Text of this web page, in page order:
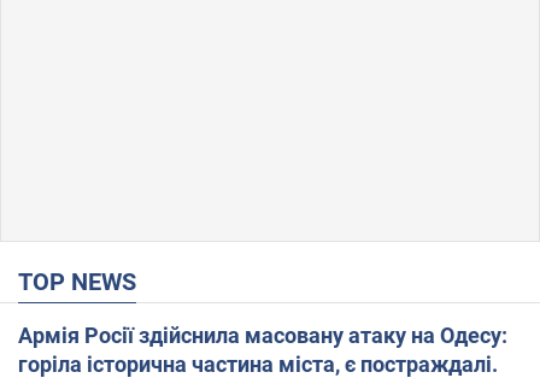
TOP NEWS
Армія Росії здійснила масовану атаку на Одесу:
горіла історична частина міста, є постраждалі.